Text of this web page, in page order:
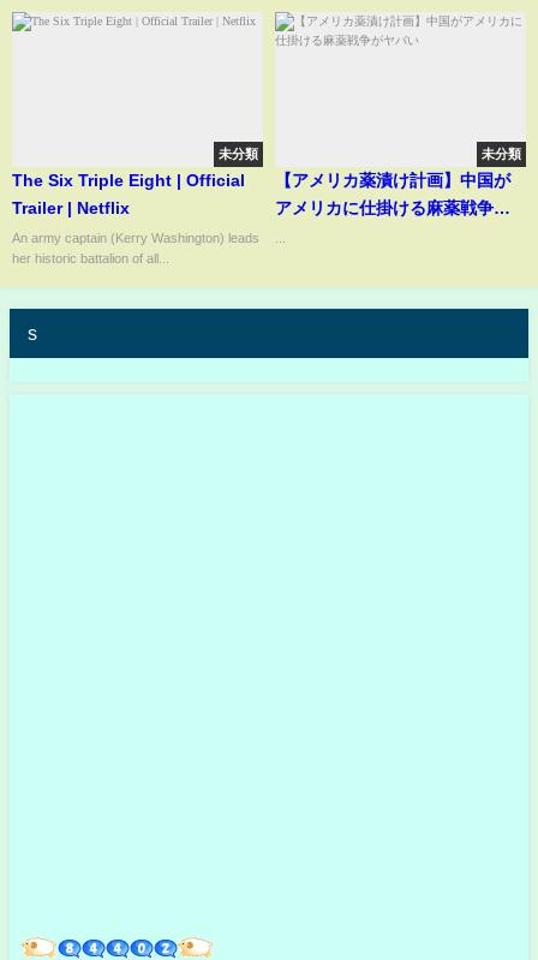
未分類
The Six Triple Eight | Official
Trailer | Netflix
An army captain (Kerry Washington) leads
her historic battalion of all...
未分類
【アメリカ薬漬け計画】中国が
アメリカに仕掛ける麻薬戦争が
s